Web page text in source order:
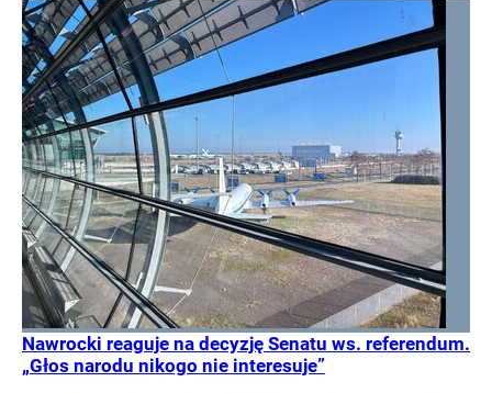
Nawrocki reaguje na decyzję Senatu ws. referendum.
„Głos narodu nikogo nie interesuje”